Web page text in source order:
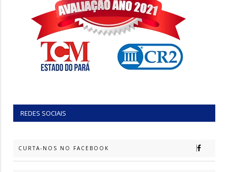
REDES SOCIAIS
CURTA-NOS NO FACEBOOK